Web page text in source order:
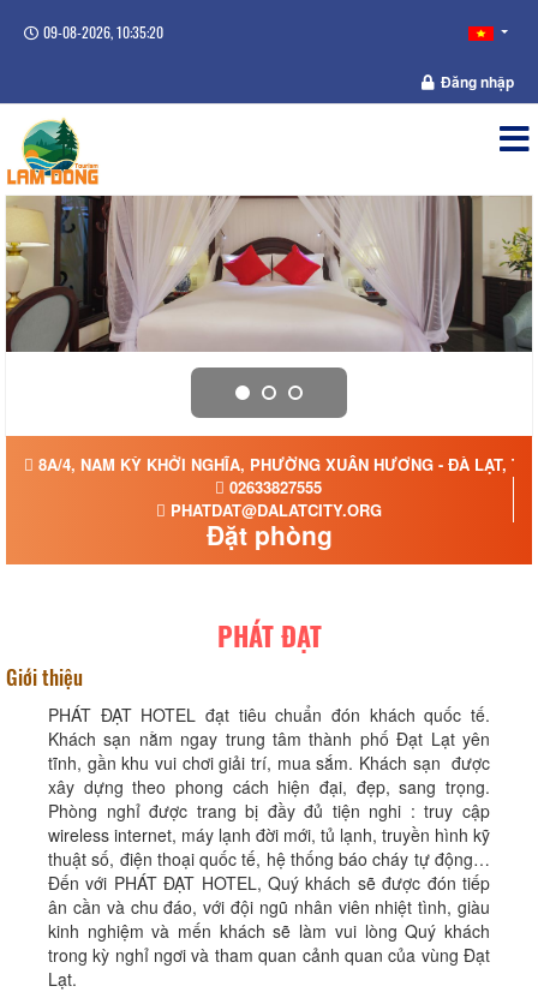
09-08-2026, 10:35:21
Đăng nhập
8A/4, NAM KỲ KHỞI NGHĨA, PHƯỜNG XUÂN HƯƠNG - ĐÀ LẠT,
02633827555
PHATDAT@DALATCITY.ORG
Đặt phòng
PHÁT ĐẠT
Giới thiệu
PHÁT ĐẠT HOTEL đạt tiêu chuẩn đón khách quốc tế.
Khách sạn nằm ngay trung tâm thành phố Đạt Lạt yên
tĩnh, gần khu vui chơi giải trí, mua sắm. Khách sạn được
xây dựng theo phong cách hiện đại, đẹp, sang trọng.
Phòng nghỉ được trang bị đầy đủ tiện nghi : truy cập
wireless internet, máy lạnh đời mới, tủ lạnh, truyền hình kỹ
thuật số, điện thoại quốc tế, hệ thống báo cháy tự động…
Đến với PHÁT ĐẠT HOTEL, Quý khách sẽ được đón tiếp
ân cần và chu đáo, với đội ngũ nhân viên nhiệt tình, giàu
kinh nghiệm và mến khách sẽ làm vui lòng Quý khách
trong kỳ nghỉ ngơi và tham quan cảnh quan của vùng Đạt
Lạt.